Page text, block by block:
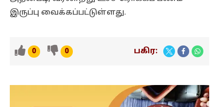
இருப்பு வைக்கப்பட்டுள்ளது.
0 0 பகிர: